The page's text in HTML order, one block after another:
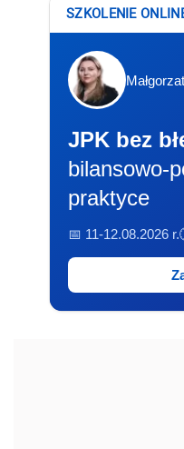
SZKOLENIE
JPK bez
bilansowo-
praktyce
📅 11-12.08.2026 r.